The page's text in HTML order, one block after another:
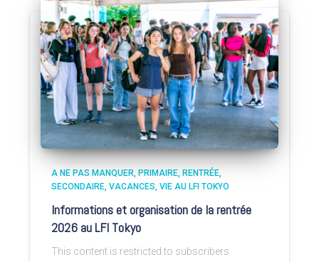
A NE PAS MANQUER PRIMAIRE RENTRÉE
SECONDAIRE VACANCES VIE AU LFI TOKYO
Informations et organisation de la rentrée
2026 au LFI Tokyo
This content is restricted to subscribers